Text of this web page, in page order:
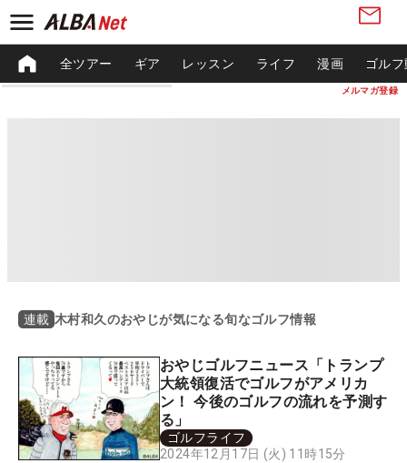
メルマガ登録
全ツアー ギア レッスン ライフ 漫画 ゴル
連載 木村和久のおやじが気になる旬なゴルフ情報
おやじゴルフニュース「トランプ
大統領復活でゴルフがアメリカ
ン！ 今後のゴルフの流れを予測す
る」
ゴルフライフ
2024年12月17日 (火) 11時15分